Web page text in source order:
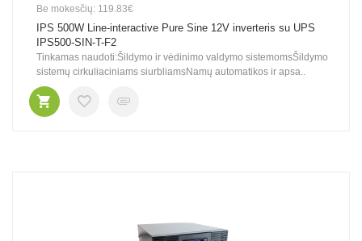
Be mokesčių: 119.83€
IPS 500W Line-interactive Pure Sine 12V inverteris su UPS
IPS500-SIN-T-F2
Tinkamas naudoti:Šildymo ir vėdinimo valdymo sistemomsŠildymo
sistemų cirkuliaciniams siurbliamsNamų automatikos ir apsa..